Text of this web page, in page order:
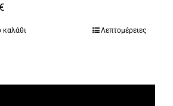
τρέχουσα
καλάθι Λεπτομέρειες